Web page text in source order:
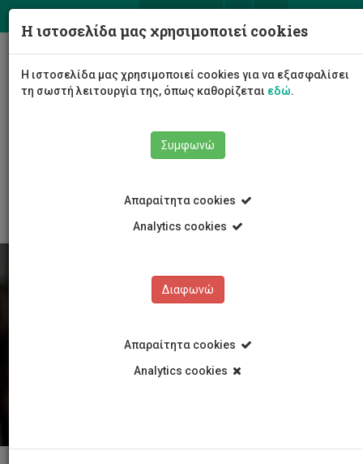
Η ιστοσελίδα μας χρησιμοποιεί cookies
Η ιστοσελίδα μας χρησιμοποιεί cookies για να εξασφαλίσει
τη σωστή λειτουργία της, όπως καθορίζεται εδώ.
Συμφωνώ
Απαραίτητα cookies
Analytics cookies
Διαφωνώ
Απαραίτητα cookies
Analytics cookies